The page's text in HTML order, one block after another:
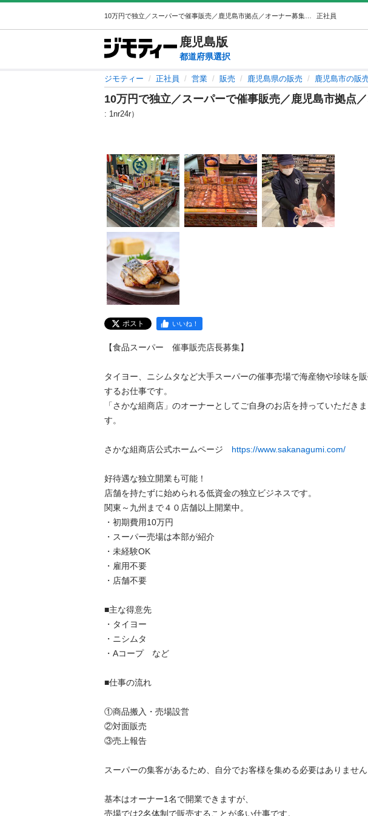
正社員
鹿児島版
都道府県選択
ジモティー 正社員 営業 販売 鹿児島県の販売 鹿児島市の販
10万円で独立／スーパーで催事販売／鹿児島市拠点
: 1nr24r）
ポスト いいね！
【食品スーパー　催事販売店長募集】
タイヨー、ニシムタなど大手スーパーの催事売場で海産物や珍味を
するお仕事です。
「さかな組商店」のオーナーとしてご自身のお店を持っていただきま
す。
さかな組商店公式ホームページ https://www.sakanagumi.com/
好待遇な独立開業も可能！
店舗を持たずに始められる低資金の独立ビジネスです。
関東～九州まで４０店舗以上開業中。
・初期費用10万円
・スーパー売場は本部が紹介
・未経験OK
・雇用不要
・店舗不要
■主な得意先
・タイヨー
・ニシムタ
・Aコープ　など
■仕事の流れ
①商品搬入・売場設営
②対面販売
③売上報告
スーパーの集客があるため、自分でお客様を集める必要はありません
基本はオーナー1名で開業できますが、
売場では2名体制で販売することが多い仕事です。